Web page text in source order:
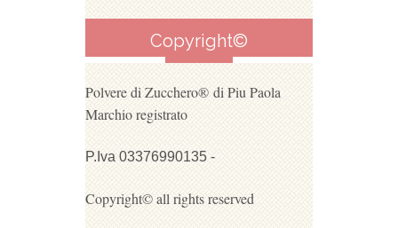
Copyright©
Polvere di Zucchero® di Piu Paola
Marchio registrato
P.Iva 03376990135 -
Copyright© all rights reserved